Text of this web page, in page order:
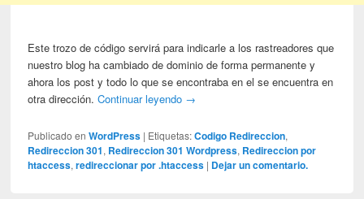
Este trozo de código servirá para indicarle a los rastreadores que
nuestro blog ha cambiado de dominio de forma permanente y
ahora los post y todo lo que se encontraba en el se encuentra en
otra dirección.Continuar leyendo →
Publicado en WordPress | Etiquetas: Codigo Redireccion,
Redireccion 301, Redireccion 301 Wordpress, Redireccion por
htaccess,redireccionar por .htaccess | Dejar un comentario.